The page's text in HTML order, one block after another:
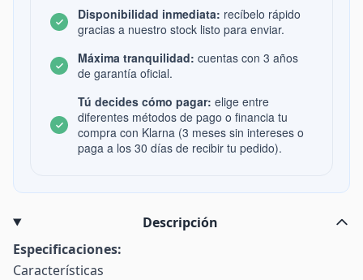
Disponibilidad inmediata: recíbelo rápido
gracias a nuestro stock listo para enviar.
Máxima tranquilidad: cuentas con 3 años
de garantía oficial.
Tú decides cómo pagar: elige entre
diferentes métodos de pago o financia tu
compra con Klarna (3 meses sin intereses o
paga a los 30 días de recibir tu pedido).
Descripción
Especificaciones:
Características